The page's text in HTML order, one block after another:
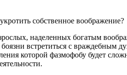
наделенных богатым
встретиться с
которой фазмофобу будет